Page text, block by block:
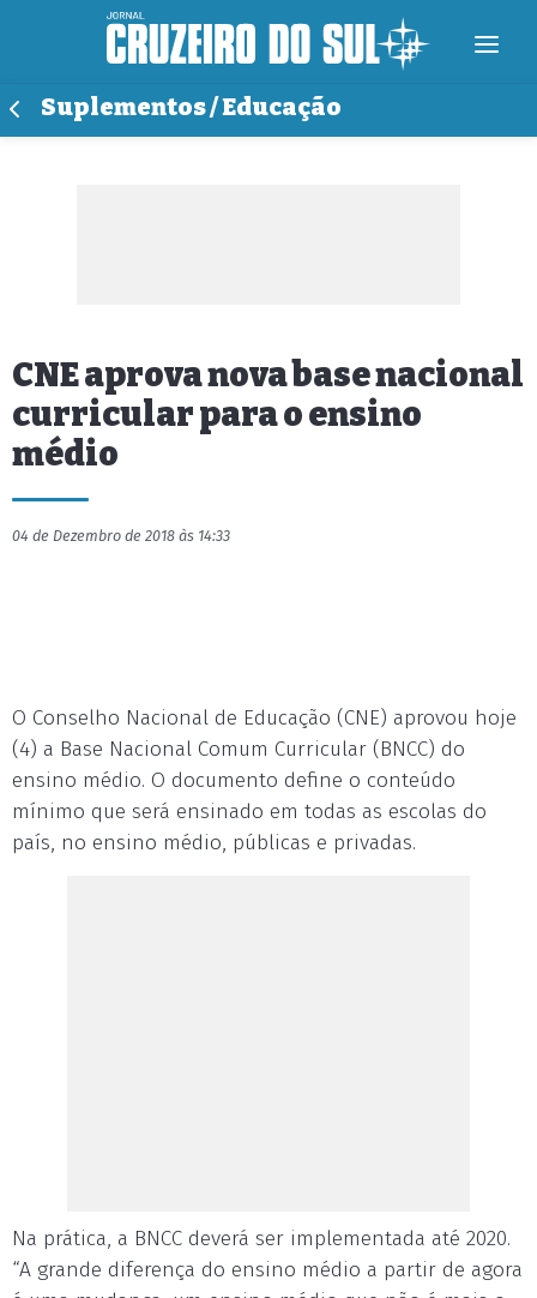
Suplementos / Educação
CNE aprova nova base nacional
curricular para o ensino
médio
04 de Dezembro de 2018 às 14:33
O Conselho Nacional de Educação (CNE) aprovou hoje
(4) a Base Nacional Comum Curricular (BNCC) do
ensino médio. O documento define o conteúdo
mínimo que será ensinado em todas as escolas do
país, no ensino médio, públicas e privadas.
Na prática, a BNCC deverá ser implementada até 2020.
“A grande diferença do ensino médio a partir de agora